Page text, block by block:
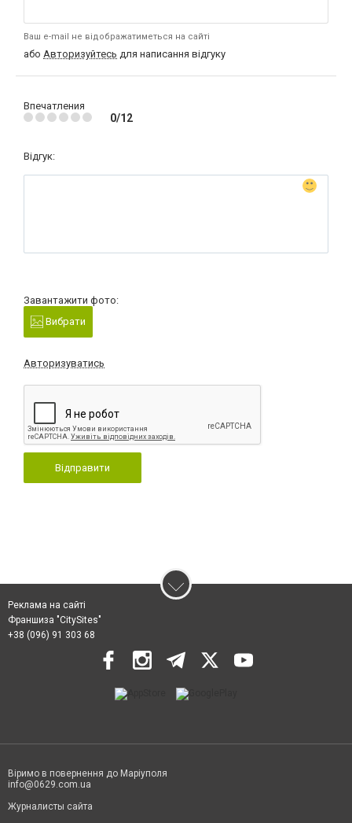
Ваш e-mail не відображатиметься на сайті
або Авторизуйтесь для написання відгуку
Впечатления
0/12
Відгук:
Завантажити фото:
Вибрати
Авторизуватись
Відправити
Реклама на сайті
Франшиза "CitySites"
+38 (096) 91 303 68
Віримо в повернення до Маріуполя
info@0629.com.ua
Журналисты сайта